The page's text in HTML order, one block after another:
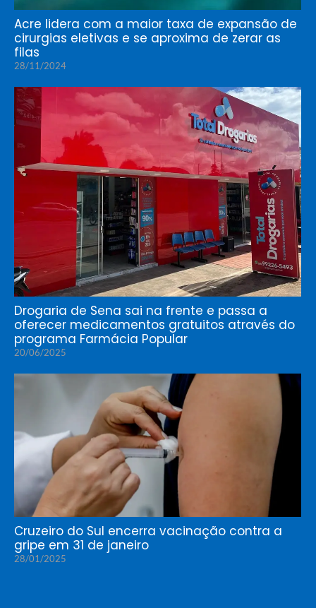
Acre lidera com a maior taxa de expansão de
cirurgias eletivas e se aproxima de zerar as
filas
28/11/2024
Drogaria de Sena sai na frente e passa a
oferecer medicamentos gratuitos através do
programa Farmácia Popular
20/06/2025
Cruzeiro do Sul encerra vacinação contra a
gripe em 31 de janeiro
28/01/2025